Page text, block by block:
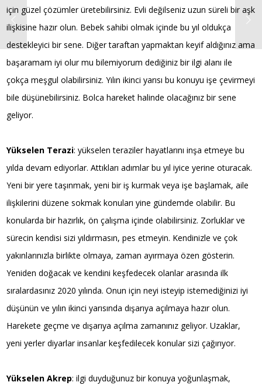
için güzel çözümler üretebilirsiniz. Evli değilseniz uzun süreli bir aşk
ilişkisine hazır olun. Bebek sahibi olmak içinde bu yıl oldukça
destekleyici bir sene. Diğer taraftan yapmaktan keyif aldığınız ama
başaramam iyi olur mu bilemiyorum dediğiniz bir ilgi alanı ile
çokça meşgul olabilirsiniz. Yılın ikinci yarısı bu konuyu işe çevirmeyi
bile düşünebilirsiniz. Bolca hareket halinde olacağınız bir sene
geliyor.
Yükselen Terazi: yükselen teraziler hayatlarını inşa etmeye bu
yılda devam ediyorlar. Attıkları adımlar bu yıl iyice yerine oturacak.
Yeni bir yere taşınmak, yeni bir iş kurmak veya işe başlamak, aile
ilişkilerini düzene sokmak konuları yine gündemde olabilir. Bu
konularda bir hazırlık, ön çalışma içinde olabilirsiniz. Zorluklar ve
sürecin kendisi sizi yıldırmasın, pes etmeyin. Kendinizle ve çok
yakınlarınızla birlikte olmaya, zaman ayırmaya özen gösterin.
Yeniden doğacak ve kendini keşfedecek olanlar arasında ilk
sıralardasınız 2020 yılında. Onun için neyi isteyip istemediğinizi iyi
düşünün ve yılın ikinci yarısında dışarıya açılmaya hazır olun.
Harekete geçme ve dışarıya açılma zamanınız geliyor. Uzaklar,
yeni yerler diyarlar insanlar keşfedilecek konular sizi çağırıyor.
Yükselen Akrep: ilgi duyduğunuz bir konuya yoğunlaşmak,